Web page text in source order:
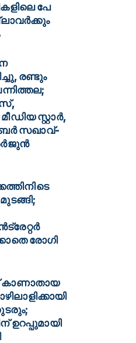
പേ
രണ്ടും
സ്റ്റാർ,
സഖാവ്-
രോഗി
കാണാതായ
ഉറപ്പുമായി